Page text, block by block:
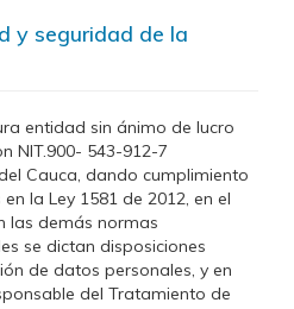
y seguridad de la
entidad sin ánimo de lucro
NIT.900- 543-912-7
Cauca, dando cumplimiento
la Ley 1581 de 2012, en el
las demás normas
se dictan disposiciones
de datos personales, y en
del Tratamiento de